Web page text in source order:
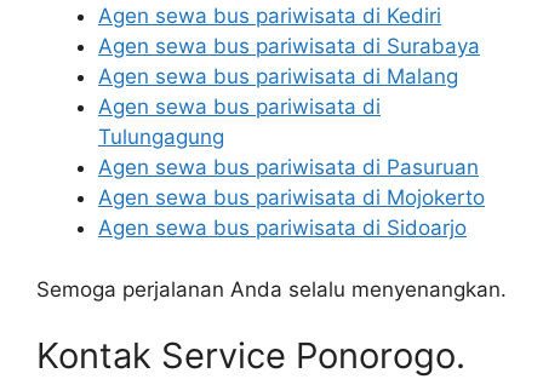
Agen sewa bus pariwisata di Kediri
Agen sewa bus pariwisata di Surabaya
Agen sewa bus pariwisata di Malang
Agen sewa bus pariwisata di
Tulungagung
Agen sewa bus pariwisata di Pasuruan
Agen sewa bus pariwisata di Mojokerto
Agen sewa bus pariwisata di Sidoarjo
Semoga perjalanan Anda selalu menyenangkan.
Kontak Service Ponorogo.